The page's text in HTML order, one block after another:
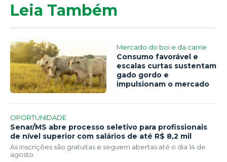
Leia Também
Mercado do boi e da carne
Consumo favorável e
escalas curtas sustentam
gado gordo e
impulsionam o mercado
OPORTUNIDADE
Senar/MS abre processo seletivo para profissionais
de nível superior com salários de até R$ 8,2 mil
As inscrições são gratuitas e seguem abertas até o dia 14 de
agosto